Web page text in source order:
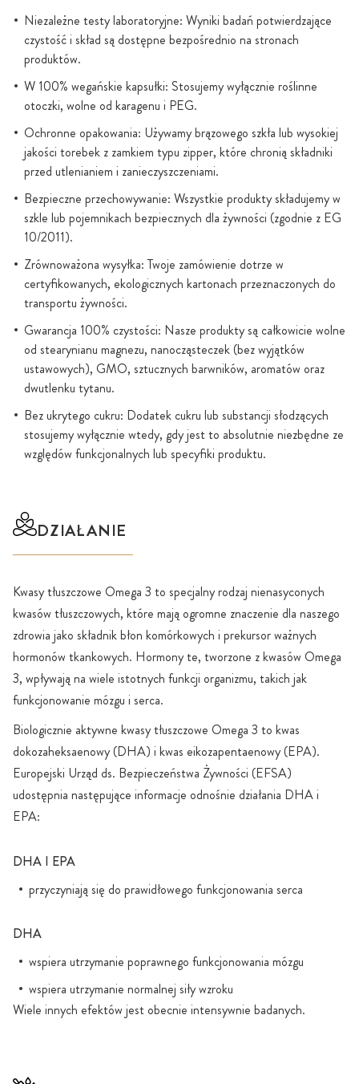
Niezależne testy laboratoryjne: Wyniki badań potwierdzające
czystość i skład są dostępne bezpośrednio na stronach
produktów.
W 100% wegańskie kapsułki: Stosujemy wyłącznie roślinne
otoczki, wolne od karagenu i PEG.
Ochronne opakowania: Używamy brązowego szkła lub wysokiej
jakości torebek z zamkiem typu zipper, które chronią składniki
przed utlenianiem i zanieczyszczeniami.
Bezpieczne przechowywanie: Wszystkie produkty składujemy w
szkle lub pojemnikach bezpiecznych dla żywności (zgodnie z EG
10/2011).
Zrównoważona wysyłka: Twoje zamówienie dotrze w
certyfikowanych, ekologicznych kartonach przeznaczonych do
transportu żywności.
Gwarancja 100% czystości: Nasze produkty są całkowicie wolne
od stearynianu magnezu, nanocząsteczek (bez wyjątków
ustawowych), GMO, sztucznych barwników, aromatów oraz
dwutlenku tytanu.
Bez ukrytego cukru: Dodatek cukru lub substancji słodzących
stosujemy wyłącznie wtedy, gdy jest to absolutnie niezbędne ze
względów funkcjonalnych lub specyfiki produktu.
DZIAŁANIE
Kwasy tłuszczowe Omega 3 to specjalny rodzaj nienasyconych
kwasów tłuszczowych, które mają ogromne znaczenie dla naszego
zdrowia jako składnik błon komórkowych i prekursor ważnych
hormonów tkankowych. Hormony te, tworzone z kwasów Omega
3, wpływają na wiele istotnych funkcji organizmu, takich jak
funkcjonowanie mózgu i serca.
Biologicznie aktywne kwasy tłuszczowe Omega 3 to kwas
dokozaheksaenowy (DHA) i kwas eikozapentaenowy (EPA).
Europejski Urząd ds. Bezpieczeństwa Żywności (EFSA)
udostępnia następujące informacje odnośnie działania DHA i
EPA:
DHA I EPA
przyczyniają się do prawidłowego funkcjonowania serca
DHA
wspiera utrzymanie poprawnego funkcjonowania mózgu
wspiera utrzymanie normalnej siły wzroku
Wiele innych efektów jest obecnie intensywnie badanych.